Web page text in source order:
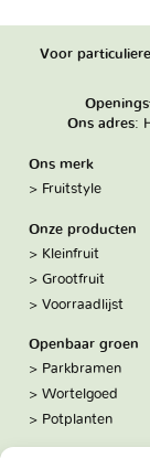
Voor
Ons adres:
Ons merk
Fruitstyle
Onze producten
Kleinfruit
Grootfruit
Voorraadlijst
Openbaar groen
Parkbramen
Wortelgoed
Potplanten